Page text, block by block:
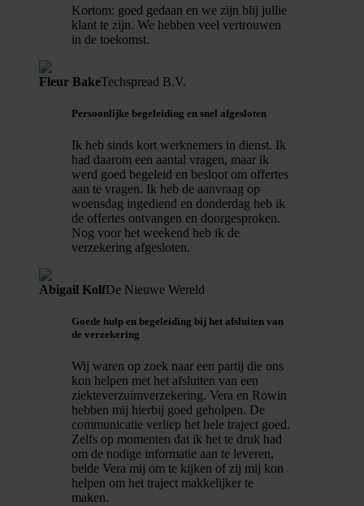
Kortom: goed gedaan en we zijn blij jullie
klant te zijn. We hebben veel vertrouwen
in de toekomst.
Fleur BakeTechspread B.V.
Persoonlijke begeleiding en snel afgesloten
Ik heb sinds kort werknemers in dienst. Ik
had daarom een aantal vragen, maar ik
werd goed begeleid en besloot om offertes
aan te vragen. Ik heb de aanvraag op
woensdag ingediend en donderdag heb ik
de offertes ontvangen en doorgesproken.
Nog voor het weekend heb ik de
verzekering afgesloten.
Abigail KolfDe Nieuwe Wereld
Goede hulp en begeleiding bij het afsluiten van
de verzekering
Wij waren op zoek naar een partij die ons
kon helpen met het afsluiten van een
ziekteverzuimverzekering. Vera en Rowin
hebben mij hierbij goed geholpen. De
communicatie verliep het hele traject goed.
Zelfs op momenten dat ik het te druk had
om de nodige informatie aan te leveren,
belde Vera mij om te kijken of zij mij kon
helpen om het traject makkelijker te
maken.